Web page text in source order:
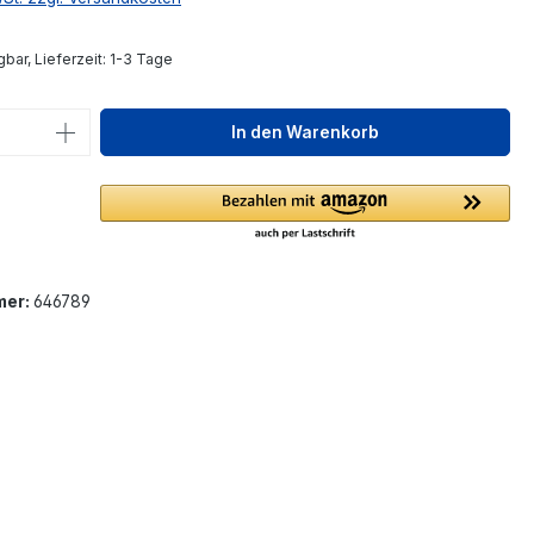
Lieferzeit: 1-3 Tage
Anzahl: Gib den gewünschten Wert
In den Warenkorb
646789